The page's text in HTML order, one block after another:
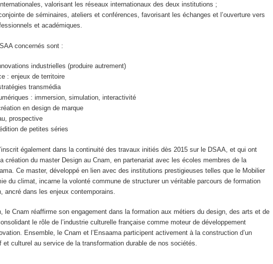
valorisant les réseaux internationaux des deux institutions ;
de séminaires, ateliers et conférences, favorisant les échanges et l’ouverture vers
et académiques.
concernés sont :
industrielles (produire autrement)
: enjeux de territoire
transmédia
: immersion, simulation, interactivité
en design de marque
prospective
de petites séries
également dans la continuité des travaux initiés dès 2015 sur le DSAA, et qui ont
création du master Design au Cnam, en partenariat avec les écoles membres de la
Ce master, développé en lien avec des institutions prestigieuses telles que le Mobilier
du climat, incarne la volonté commune de structurer un véritable parcours de formation
ancré dans les enjeux contemporains.
le Cnam réaffirme son engagement dans la formation aux métiers du design, des arts et de
le rôle de l’industrie culturelle française comme moteur de développement
Ensemble, le Cnam et l’Ensaama participent activement à la construction d’un
et culturel au service de la transformation durable de nos sociétés.